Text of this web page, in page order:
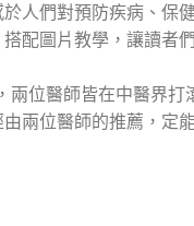
人們對預防疾病、保
配圖片教學，讓讀者
位醫師皆在中醫界打
兩位醫師的推薦，定